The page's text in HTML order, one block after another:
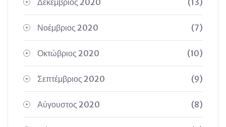
Δεκέμβριος 2020 (13)
Νοέμβριος 2020 (7)
Οκτώβριος 2020 (10)
Σεπτέμβριος 2020 (9)
Αύγουστος 2020 (8)